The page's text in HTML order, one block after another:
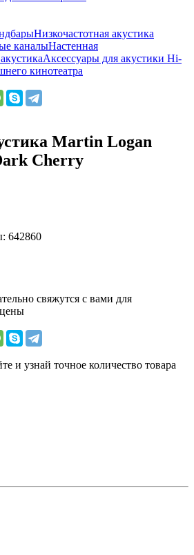
Низкочастотная акустика
каналыНастенная
Аксессуары для акустики Hi-
кинотеатра
Martin Logan
Cherry
642860
свяжутся с вами для
цены
и узнай точное количество товара